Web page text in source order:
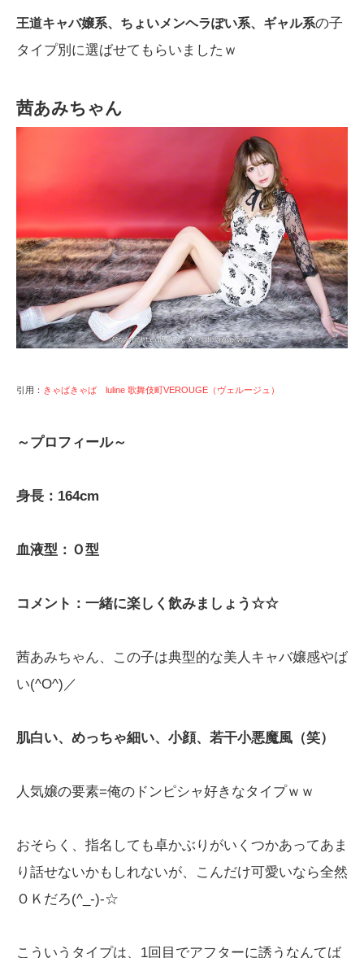
王道キャバ嬢系、ちょいメンヘラぽい系、ギャル系の子
タイプ別に選ばせてもらいましたｗ
茜あみちゃん
引用： きゃばきゃば luline 歌舞伎町VEROUGE（ヴェルージュ）
～プロフィール～
身長：164cm
血液型：Ｏ型
コメント：一緒に楽しく飲みましょう☆☆
茜あみちゃん、この子は典型的な美人キャバ嬢感やば
い(^O^)／
肌白い、めっちゃ細い、小顔、若干小悪魔風（笑）
人気嬢の要素=俺のドンピシャ好きなタイプｗｗ
おそらく、指名しても卓かぶりがいくつかあってあま
り話せないかもしれないが、こんだけ可愛いなら全然
ＯＫだろ(^_-)-☆
こういうタイプは、1回目でアフターに誘うなんてば